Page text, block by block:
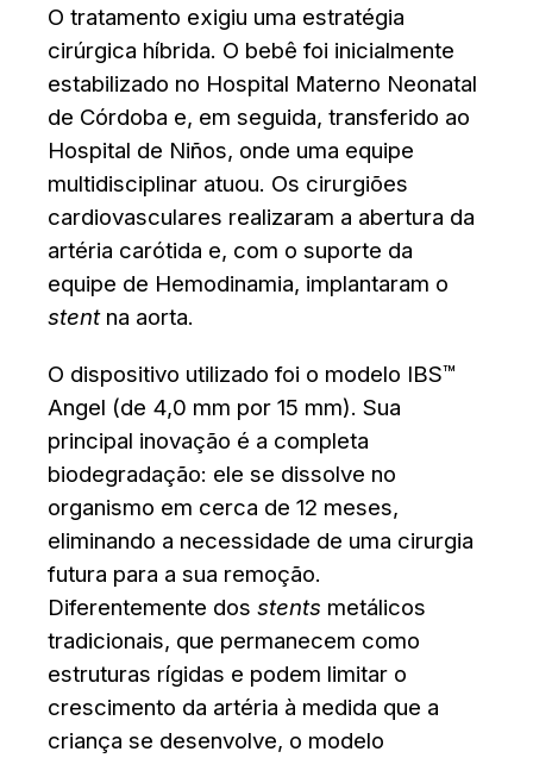
O tratamento exigiu uma estratégia
cirúrgica híbrida. O bebê foi inicialmente
estabilizado no Hospital Materno Neonatal
de Córdoba e, em seguida, transferido ao
Hospital de Niños, onde uma equipe
multidisciplinar atuou. Os cirurgiões
cardiovasculares realizaram a abertura da
artéria carótida e, com o suporte da
equipe de Hemodinamia, implantaram o
stentna aorta.
O dispositivo utilizado foi o modelo IBS™
Angel (de 4,0 mm por 15 mm). Sua
principal inovação é a completa
biodegradação: ele se dissolve no
organismo em cerca de 12 meses,
eliminando a necessidade de uma cirurgia
futura para a sua remoção.
Diferentemente dos stents metálicos
tradicionais, que permanecem como
estruturas rígidas e podem limitar o
crescimento da artéria à medida que a
criança se desenvolve, o modelo